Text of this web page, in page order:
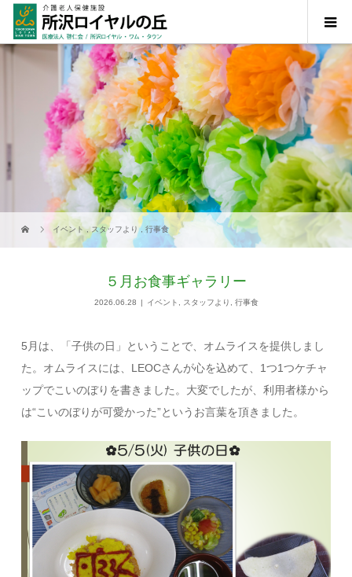
イベント ,スタッフより ,行事食
５月お食事ギャラリー
2026.06.28 イベント スタッフより 行事食
5月は、「子供の日」ということで、オムライスを提供しまし
た。オムライスには、LEOCさんが心を込めて、1つ1つケチャ
ップでこいのぼりを書きました。大変でしたが、利用者様から
は“こいのぼりが可愛かった”というお言葉を頂きました。